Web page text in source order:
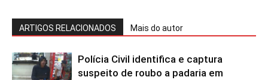
ARTIGOS RELACIONADOS Mais do autor
Polícia Civil identifica e captura
suspeito de roubo a padaria em